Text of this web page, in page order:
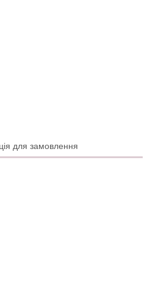
для замовлення